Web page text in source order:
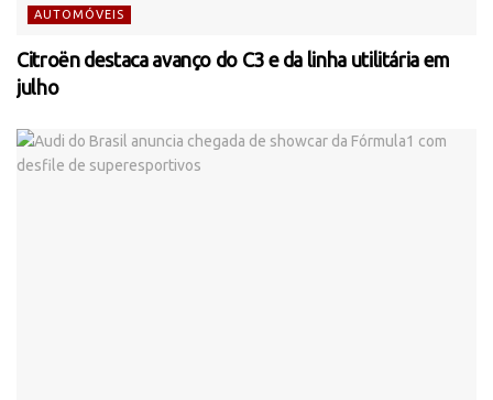
AUTOMÓVEIS
Citroën destaca avanço do C3 e da linha utilitária em
julho